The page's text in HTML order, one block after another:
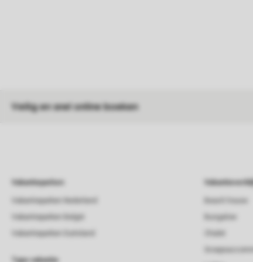
Veilig en snel online boeken
Vakantieparken
Type vakantie
Vakantieverblijf